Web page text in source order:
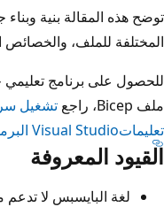
المختلفة للملف، والخصائص
للحصول على برنامج
ملف Bicep، راجع
تعليماتVisual Studio البرمجية
القيود المعروفة
لغة البايسبس لا تدعم